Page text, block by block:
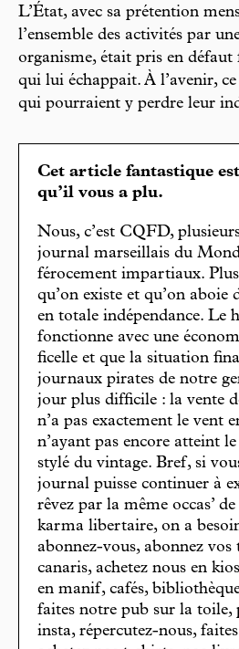
L’État, avec sa prétention
l’ensemble des activités par
organisme, était pris en défaut
qui lui échappait. À l’avenir,
qui pourraient y perdre leur
Cet article fantastique
qu’il vous a plu.
Nous, c’est CQFD,
journal marseillais du
férocement impartiaux.
qu’on existe et qu’on aboie
en totale indépendance. Le
fonctionne avec une
ficelle et que la situation
journaux pirates de notre
jour plus difficile : la vente
n’a pas exactement le vent
n’ayant pas encore atteint
stylé du vintage. Bref, si
journal puisse continuer à
rêvez par la même occas’
karma libertaire, on a
abonnez-vous, abonnez vos
canaris, achetez nous en
en manif, cafés,
faites notre pub sur la toile,
insta, répercutez-nous,